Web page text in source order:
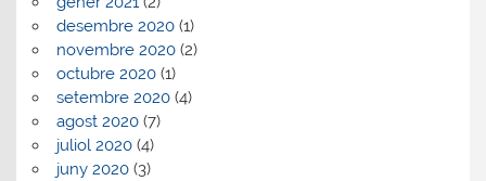
desembre 2020(1)
novembre 2020(2)
octubre 2020(1)
setembre 2020(4)
agost 2020(7)
juliol 2020(4)
juny 2020(3)